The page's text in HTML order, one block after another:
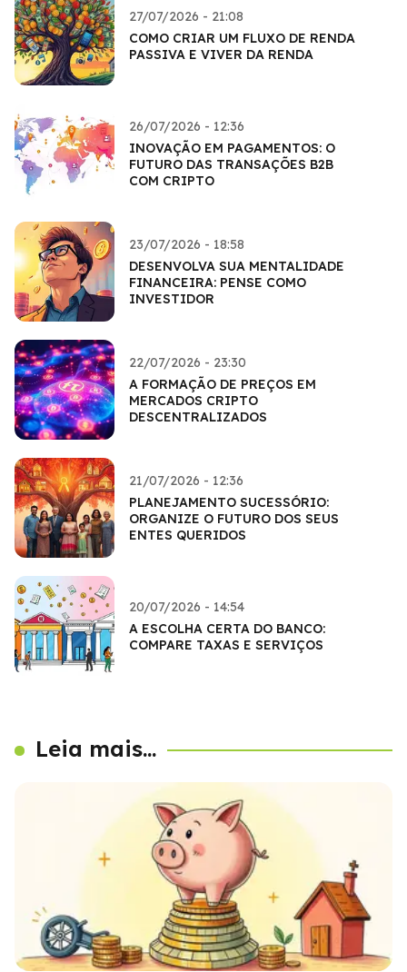
27/07/2026 - 21:08
COMO CRIAR UM FLUXO DE RENDA
PASSIVA E VIVER DA RENDA
26/07/2026 - 12:36
INOVAÇÃO EM PAGAMENTOS: O
FUTURO DAS TRANSAÇÕES B2B
COM CRIPTO
23/07/2026 - 18:58
DESENVOLVA SUA MENTALIDADE
FINANCEIRA: PENSE COMO
INVESTIDOR
22/07/2026 - 23:30
A FORMAÇÃO DE PREÇOS EM
MERCADOS CRIPTO
DESCENTRALIZADOS
21/07/2026 - 12:36
PLANEJAMENTO SUCESSÓRIO:
ORGANIZE O FUTURO DOS SEUS
ENTES QUERIDOS
20/07/2026 - 14:54
A ESCOLHA CERTA DO BANCO:
COMPARE TAXAS E SERVIÇOS
Leia mais...